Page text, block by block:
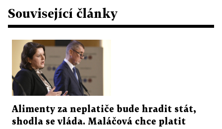
Související články
Alimenty za neplatiče bude hradit stát,
shodla se vláda. Maláčová chce platit